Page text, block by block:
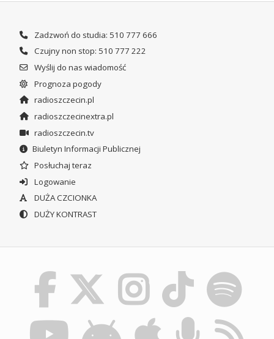
Zadzwoń do studia: 510 777 666
Czujny non stop: 510 777 222
Wyślij do nas wiadomość
Prognoza pogody
radioszczecin.pl
radioszczecinextra.pl
radioszczecin.tv
Biuletyn Informacji Publicznej
Posłuchaj teraz
Logowanie
DUŻA CZCIONKA
DUŻY KONTRAST